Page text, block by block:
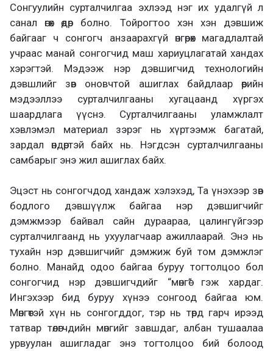
Сонгуулийн сурталчилгаа эхлээд нэг их удалгүй л
санал өгөх өдөр болно. Тойрогтоо хэн хэн дэвшиж
байгааг ч сонгогч анзаарахгүй өнгөрөх магадлалтай
учраас манай сонгогчид маш хариуцлагатай хандах
хэрэгтэй. Мэдээж нэр дэвшигчид технологийн
дэвшлийг зөв оновчтой ашиглах байдлаар өөрийн
мэдээллээ сурталчилгааны хугацаанд хүргэх
шаардлага үүснэ. Сурталчилгааны уламжлалт
хэвлэмэл материал зэрэг нь хүртээмж багатай,
зардал өндөртэй байх нь. Нэгдсэн сурталчилгааны
самбарыг энэ жил ашиглах байх.
Эцэст нь сонгогчдод хандаж хэлэхэд, Та үнэхээр зөв
бодлого дэвшүүлж байгаа нэр дэвшигчийг
дэмжмээр байвал сайн дураараа, цалингүйгээр
сурталчилгаанд нь ухуулагчаар ажиллаарай. Энэ нь
тухайн нэр дэвшигчийг дэмжиж буй том дэмжлэг
болно. Манайд одоо байгаа буруу тогтолцоо бол
сонгогчид нэр дэвшигчдийг “мөнгө” гэж хардаг.
Ингэхээр бид буруу хүнээ сонгоод байгаа юм.
Мөнгөтэй хүн нь сонгогддог, тэр нь төрд гарч ирээд
татвар төлөгчдийн мөнгийг завшдаг, албан тушаалаа
урвуулан ашигладаг энэ тогтолцоо бий болоод